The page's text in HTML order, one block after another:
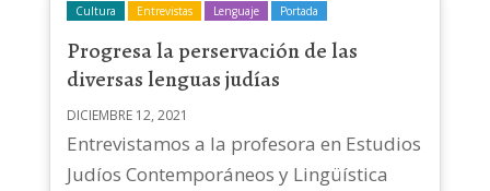
Cultura Entrevistas Lenguaje Portada
Progresa la perservación de las
diversas lenguas judías
DICIEMBRE 12, 2021
Entrevistamos a la profesora en Estudios
Judíos Contemporáneos y Lingüística